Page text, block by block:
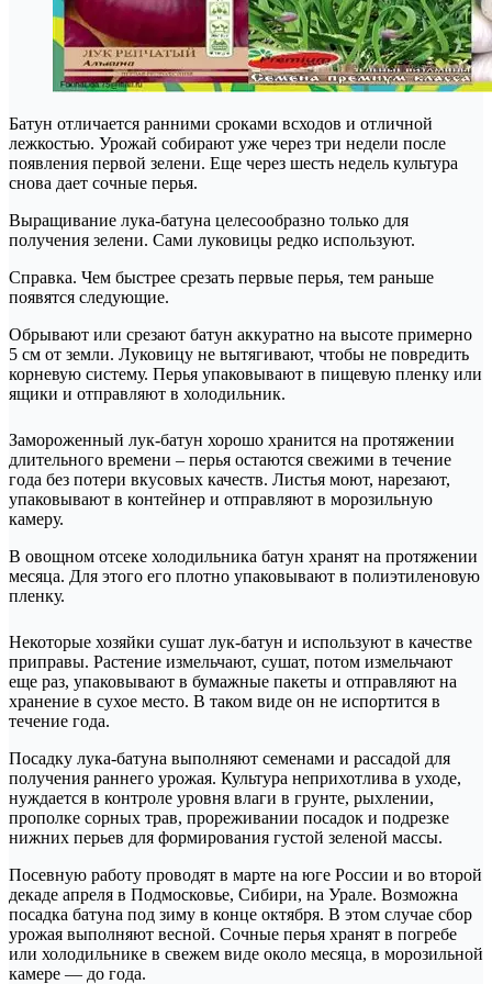
Батун отличается ранними сроками всходов и отличной
лежкостью. Урожай собирают уже через три недели после
появления первой зелени. Еще через шесть недель культура
снова дает сочные перья.
Выращивание лука-батуна целесообразно только для
получения зелени. Сами луковицы редко используют.
Справка. Чем быстрее срезать первые перья, тем раньше
появятся следующие.
Обрывают или срезают батун аккуратно на высоте примерно
5 см от земли. Луковицу не вытягивают, чтобы не повредить
корневую систему. Перья упаковывают в пищевую пленку или
ящики и отправляют в холодильник.
Замороженный лук-батун хорошо хранится на протяжении
длительного времени – перья остаются свежими в течение
года без потери вкусовых качеств. Листья моют, нарезают,
упаковывают в контейнер и отправляют в морозильную
камеру.
В овощном отсеке холодильника батун хранят на протяжении
месяца. Для этого его плотно упаковывают в полиэтиленовую
пленку.
Некоторые хозяйки сушат лук-батун и используют в качестве
приправы. Растение измельчают, сушат, потом измельчают
еще раз, упаковывают в бумажные пакеты и отправляют на
хранение в сухое место. В таком виде он не испортится в
течение года.
Посадку лука-батуна выполняют семенами и рассадой для
получения раннего урожая. Культура неприхотлива в уходе,
нуждается в контроле уровня влаги в грунте, рыхлении,
прополке сорных трав, прореживании посадок и подрезке
нижних перьев для формирования густой зеленой массы.
Посевную работу проводят в марте на юге России и во второй
декаде апреля в Подмосковье, Сибири, на Урале. Возможна
посадка батуна под зиму в конце октября. В этом случае сбор
урожая выполняют весной. Сочные перья хранят в погребе
или холодильнике в свежем виде около месяца, в морозильной
камере — до года.